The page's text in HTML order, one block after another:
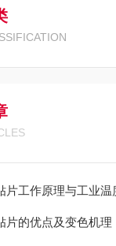
片工作原理与工业
片的优点及变色机理